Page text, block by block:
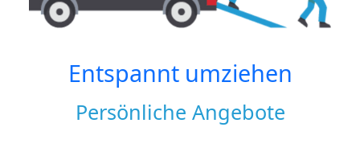
Entspannt umziehen
Persönliche Angebote